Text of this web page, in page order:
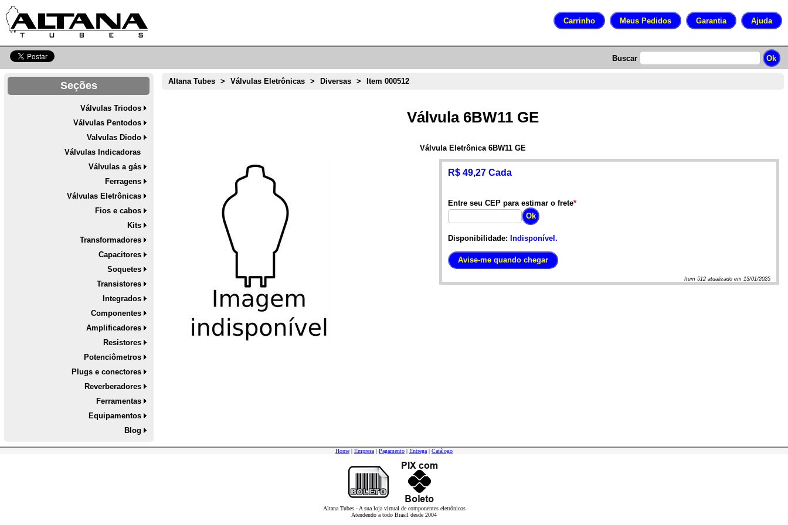
Buscar
Seções
Válvulas Triodos
Válvulas Pentodos
Valvulas Diodo
Válvulas Indicadoras
Válvulas a gás
Ferragens
Válvulas Eletrônicas
Fios e cabos
Kits
Transformadores
Capacitores
Soquetes
Transistores
Integrados
Componentes
Amplificadores
Resistores
Potenciômetros
Plugs e conectores
Reverberadores
Ferramentas
Equipamentos
Blog
Altana Tubes > Válvulas Eletrônicas > Diversas > Item 000512
Válvula 6BW11 GE
Válvula Eletrônica 6BW11 GE
R$ 49,27 Cada
Entre seu CEP para estimar o frete*
Disponibilidade: Indisponível.
Item512 atualizado em 13/01/2025
Home | Empresa | Pagamento | Entrega | Catálogo
Altana Tubes - A sua loja virtual de componentes eletrônicos
Atendendo a todo Brasil desde 2004